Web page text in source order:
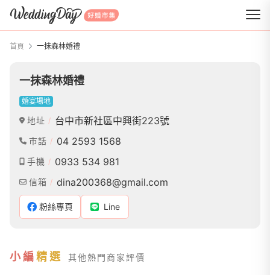
WeddingDay 好婚市集
首頁 一抹森林婚禮
一抹森林婚禮
婚宴場地
地址 台中市新社區中興街223號
市話 04 2593 1568
手機 0933 534 981
信箱 dina200368@gmail.com
粉絲專頁 Line
小編精選 其他熱門商家評價